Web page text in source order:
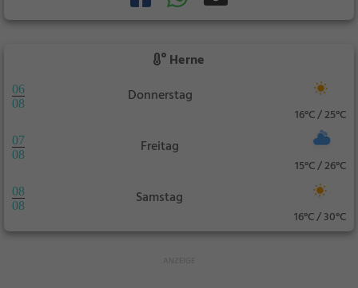
Herne
06
08
Donnerstag
16°C / 25°C
07
08
Freitag
15°C / 26°C
08
08
Samstag
16°C / 30°C